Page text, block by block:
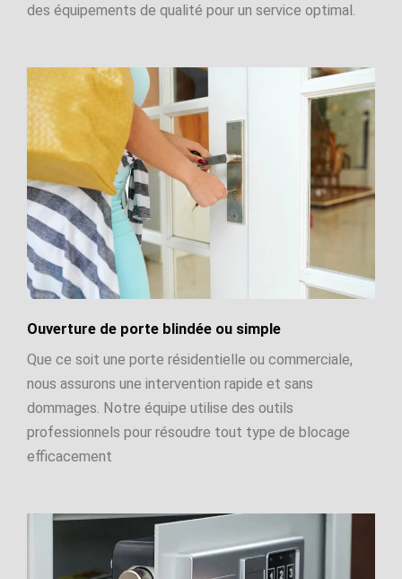
des équipements de qualité pour un service optimal.
Ouverture de porte blindée ou simple
Que ce soit une porte résidentielle ou commerciale,
nous assurons une intervention rapide et sans
dommages. Notre équipe utilise des outils
professionnels pour résoudre tout type de blocage
efficacement